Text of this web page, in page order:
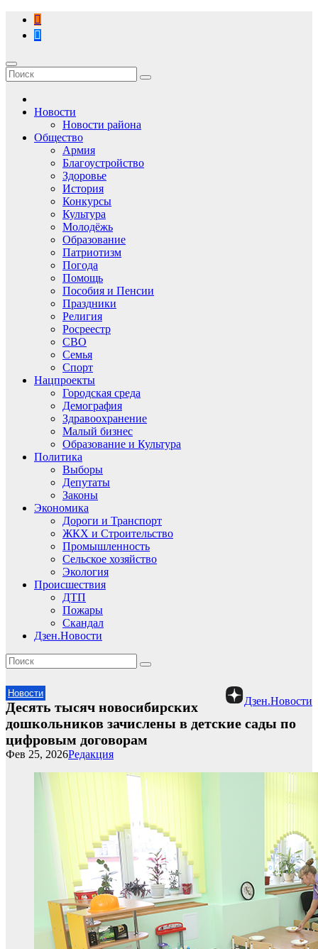
Перейти
содержимому
Новости
Новости района
Общество
Армия
Благоустройство
Здоровье
История
Конкурсы
Культура
Молодёжь
Образование
Патриотизм
Погода
Помощь
Пособия и Пенсии
Праздники
Религия
Росреестр
СВО
Семья
Спорт
Нацпроекты
Городская среда
Демография
Здравоохранение
Малый бизнес
Образование и Культура
Политика
Выборы
Депутаты
Законы
Экономика
Дороги и Транспорт
ЖКХ и Строительство
Промышленность
Сельское хозяйство
Экология
Происшествия
ДТП
Пожары
Скандал
Дзен.Новости
Новости
Дзен.Новости
Десять тысяч новосибирских
дошкольников зачислены в детские сады по
цифровым договорам
Редакция
Фев 25, 2026